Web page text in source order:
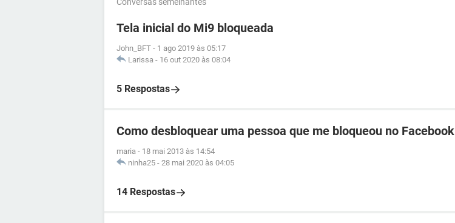
Tela inicial do Mi9 bloqueada
John_BFT - 1 ago 2019 às 05:17
Larissa - 16 out 2020 às 08:04
5 Respostas
Como desbloquear uma pessoa que me bloqueou no Facebook
maria - 18 mai 2013 às 14:54
ninha25 - 28 mai 2020 às 04:05
14 Respostas